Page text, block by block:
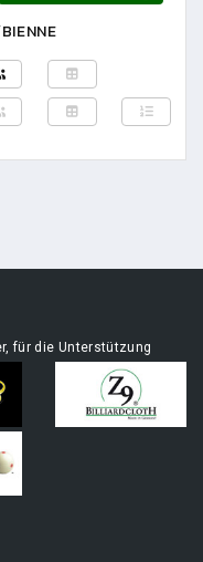
für die Unterstützung